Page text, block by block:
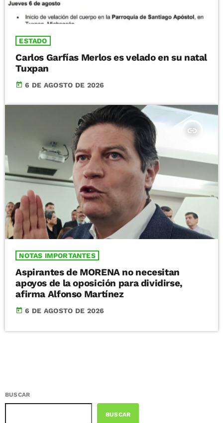
ESTADO
Carlos Garfías Merlos es velado en su natal
Tuxpan
today 6 DE AGOSTO DE 2026
insert_link
NOTAS IMPORTANTES
Aspirantes de MORENA no necesitan
apoyos de la oposición para dividirse,
afirma Alfonso Martínez
today 6 DE AGOSTO DE 2026
BUSCAR
BUSCAR